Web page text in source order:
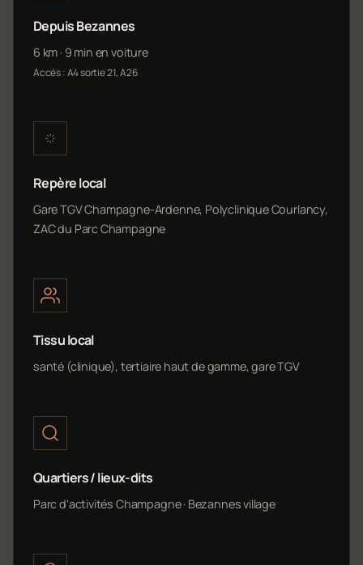
Depuis Bezannes
6 km · 9 min en voiture
Accès : A4 sortie 21, A26
Repère local
Gare TGV Champagne-Ardenne, Polyclinique Courlancy,
ZAC du Parc Champagne
Tissu local
santé (clinique), tertiaire haut de gamme, gare TGV
Quartiers / lieux-dits
Parc d'activités Champagne · Bezannes village